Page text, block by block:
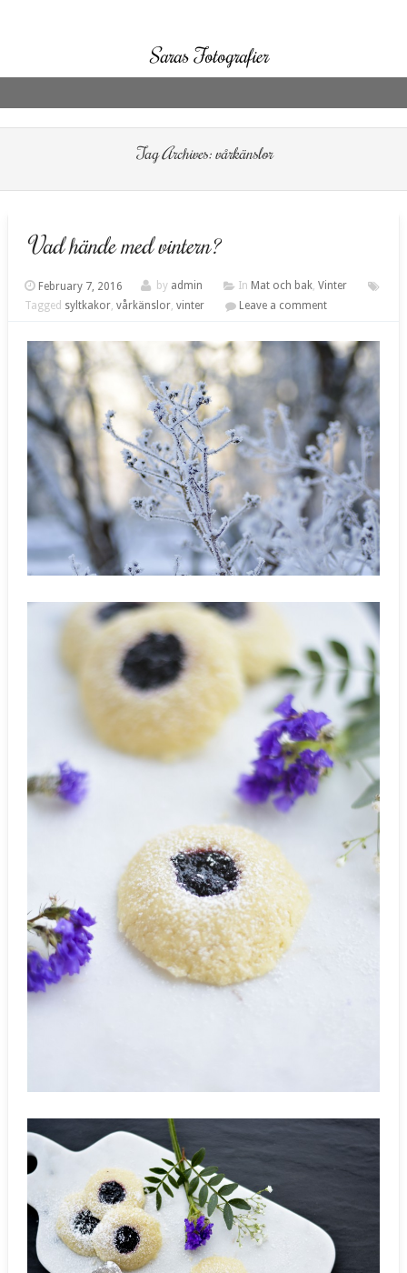
Saras Fotografier
Tag Archives:vårkänslor
Vad hände med vintern?
February 7, 2016 by admin In Mat och bak, Vinter
Tagged syltkakor, vårkänslor, vinter Leave a comment